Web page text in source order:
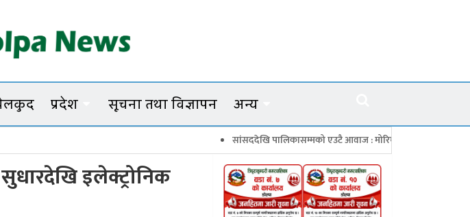
प्रदेश सूचना तथा विज्ञापन अन्य
सांसददेखि पालिकासम्मको एउटै आवाज : मोरिम्ला–क्याटो नाका तत्काल खोल
इलेक्ट्रोनिक